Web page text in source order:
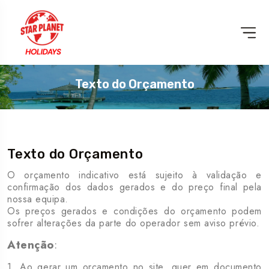
PARQUES
Texto do Orçamento
Texto do Orçamento
O orçamento indicativo está sujeito à validação e
confirmação dos dados gerados e do preço final pela
nossa equipa.
Os preços gerados e condições do orçamento podem
sofrer alterações da parte do operador sem aviso prévio.
Atenção: